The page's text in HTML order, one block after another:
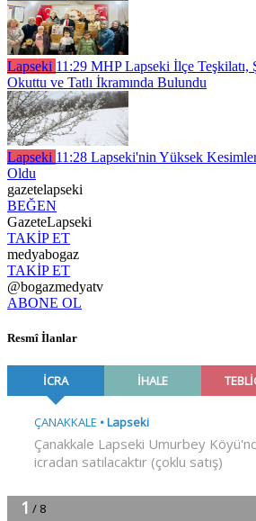
Lapseki 11:29 MHP Lapseki İlçe
Okuttu ve Tatlı İkramında Bulundu
Lapseki 11:28 Lapseki'nin Yüksek
Oldu
gazetelapseki
BEĞEN
GazeteLapseki
TAKİP ET
medyabogaz
TAKİP ET
@bogazmedyatv
ABONE OL
Resmî İlanlar